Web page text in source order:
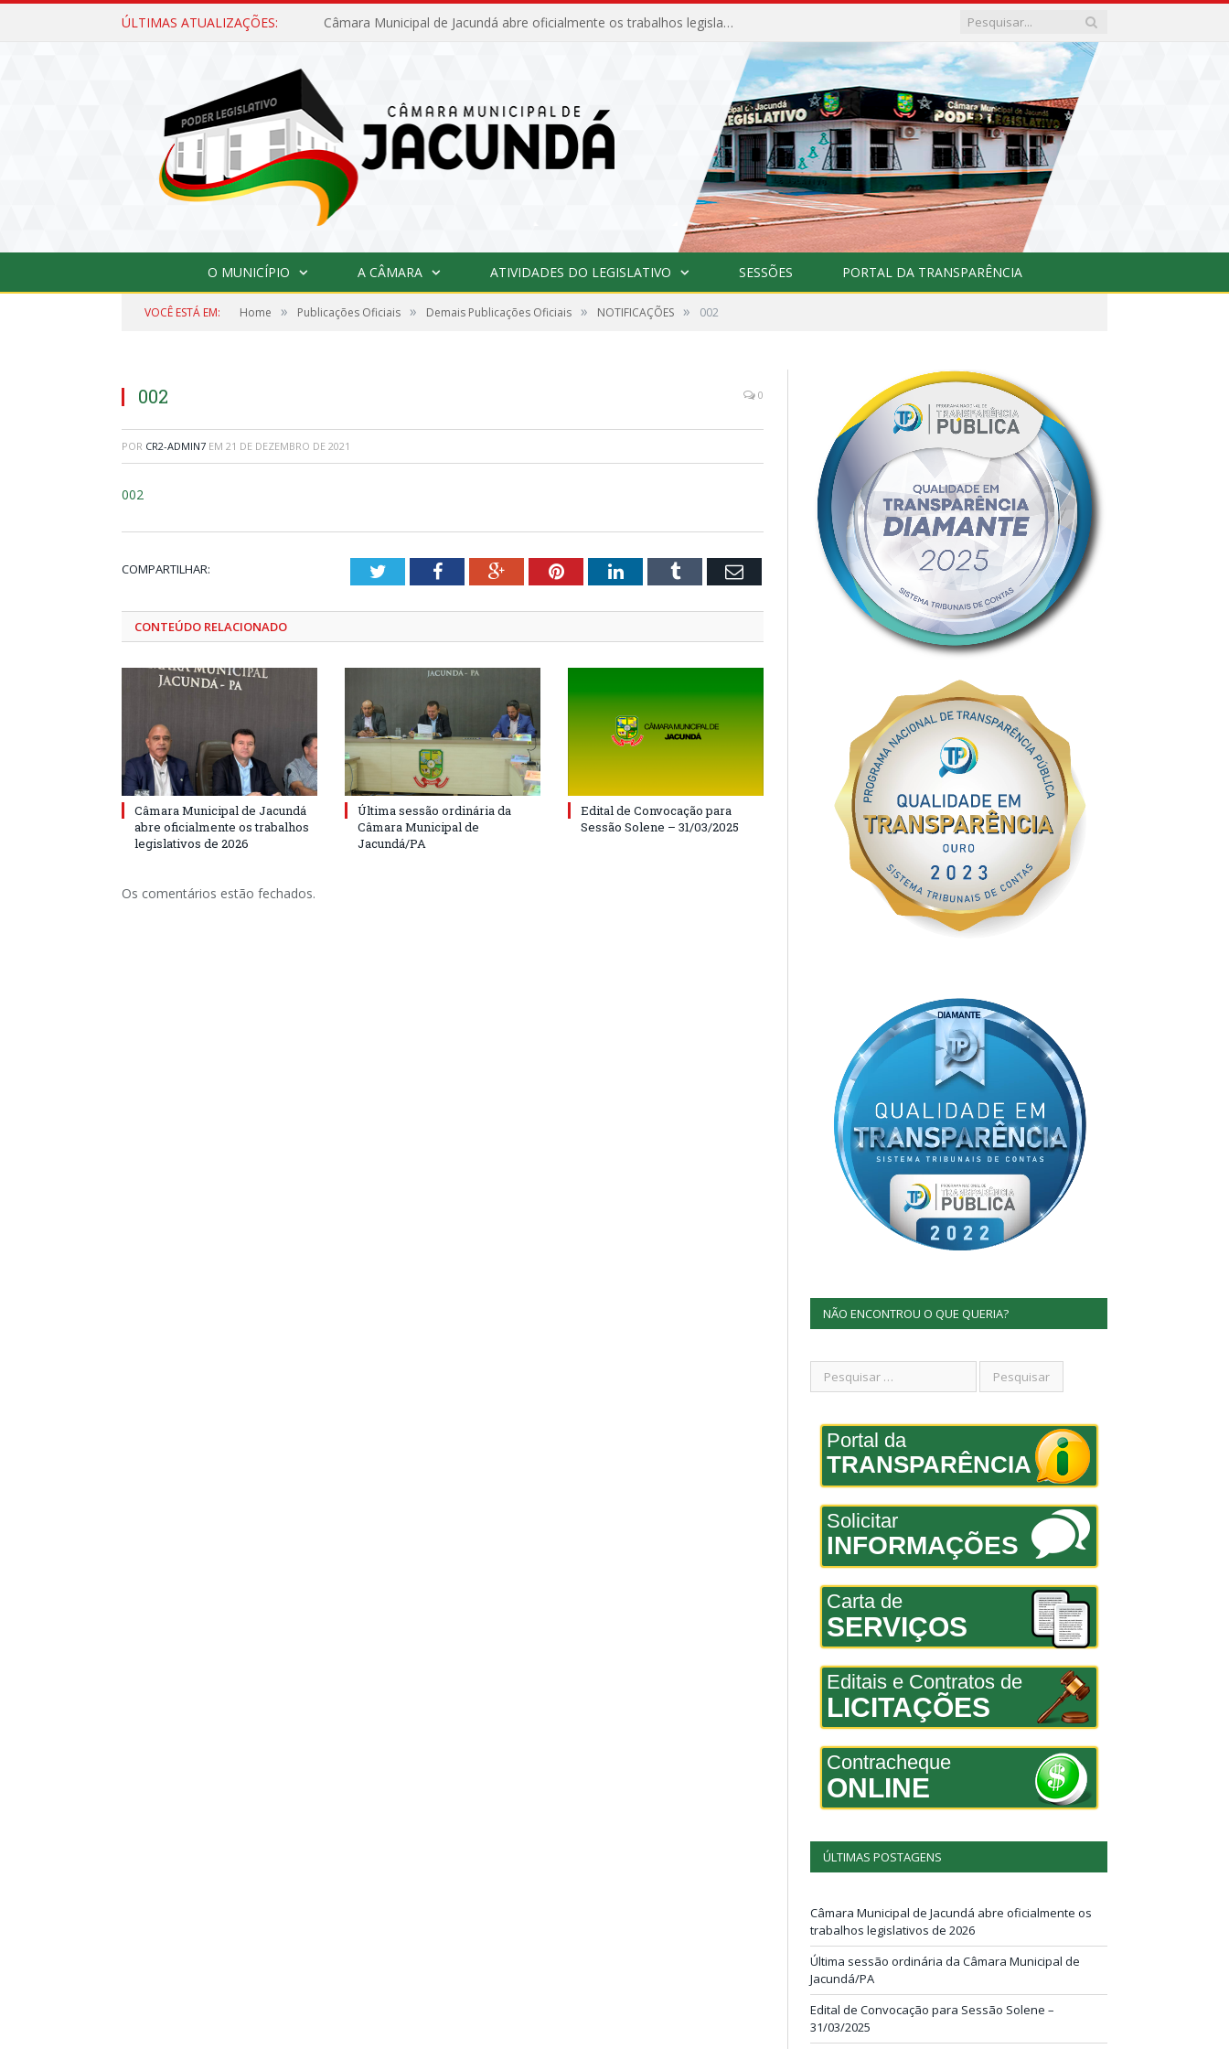
ÚLTIMAS ATUALIZAÇÕES: Câmara Municipal de Jacundá abre oficialmente os trabalhos legislativos de 2026
O MUNICÍPIO A CÂMARA ATIVIDADES DO LEGISLATIVO SESSÕES PORTAL DA TRANSPARÊNCIA
VOCÊ ESTÁ EM: Home » Publicações Oficiais » Demais Publicações Oficiais » NOTIFICAÇÕES » 002
002 0
POR CR2-ADMIN7 EM 21 DE DEZEMBRO DE 2021
002
COMPARTILHAR: TwitterFacebookGoogle+PinterestLinkedInTumblr Email
CONTEÚDO RELACIONADO
Câmara Municipal de Jacundá
abre oficialmente os trabalhos
legislativos de 2026
Última sessão ordinária da
Câmara Municipal de
Jacundá/PA
Edital de Convocação para
Sessão Solene – 31/03/2025
Os comentários estão fechados.
NÃO ENCONTROU O QUE QUERIA?
Portal da
TRANSPARÊNCIA
Solicitar
INFORMAÇÕES
Carta de
SERVIÇOS
Editais e Contratos de
LICITAÇÕES
Contracheque
ONLINE
ÚLTIMAS POSTAGENS
Câmara Municipal de Jacundá abre oficialmente os
trabalhos legislativos de 2026
Última sessão ordinária da Câmara Municipal de
Jacundá/PA
Edital de Convocação para Sessão Solene –
31/03/2025